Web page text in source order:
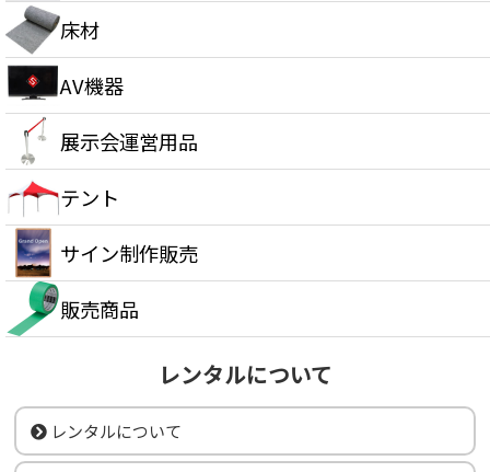
床材
AV機器
展示会運営用品
テント
サイン制作販売
販売商品
レンタルについて
レンタルについて